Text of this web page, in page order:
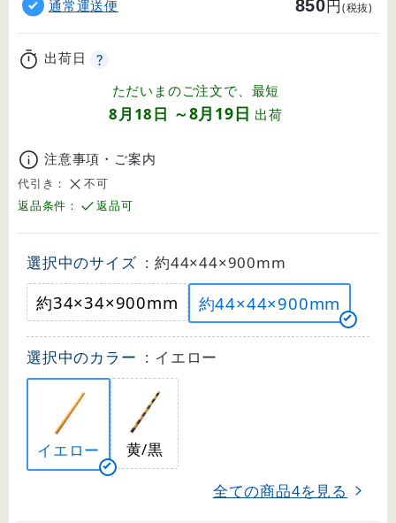
通常運送便 850円(税抜)
出荷日
ただいまのご注文で、最短
8月18日 ～8月19日 出荷
注意事項・ご案内
代引き：
不可
返品条件：
返品可
選択中のサイズ : 約44×44×900mm
約34×34×900mm 約44×44×900mm
選択中のカラー : イエロー
イエロー 黄/黒
全ての商品4を見る